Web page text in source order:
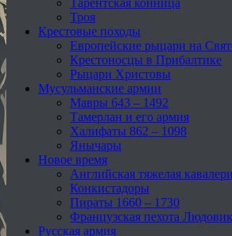
Тарентская конница
Троя
Крестовые походы
Европейские рыцари на
Крестоносцы в Прибалтике
Рыцари Христовы
Мусульманские армии
Мавры 643 – 1492
Тамерлан и его армия
Халифаты 862 – 1098
Янычары
Новое время
Английская тяжелая
Конкистадоры
Пираты 1660 – 1730
Французская пехота
Русская армия